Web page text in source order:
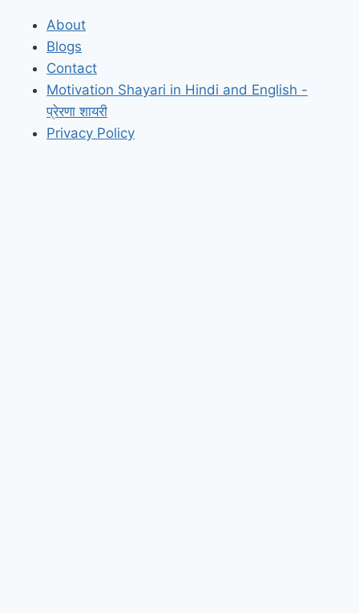
About
Blogs
Contact
Motivation Shayari in Hindi and English -
प्रेरणा शायरी
Privacy Policy